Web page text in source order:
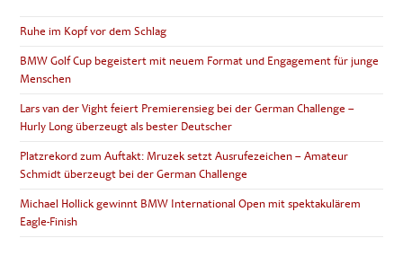
Ruhe im Kopf vor dem Schlag
BMW Golf Cup begeistert mit neuem Format und Engagement für junge
Menschen
Lars van der Vight feiert Premierensieg bei der German Challenge –
Hurly Long überzeugt als bester Deutscher
Platzrekord zum Auftakt: Mruzek setzt Ausrufezeichen – Amateur
Schmidt überzeugt bei der German Challenge
Michael Hollick gewinnt BMW International Open mit spektakulärem
Eagle-Finish